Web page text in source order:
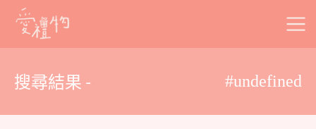
Skip
搜尋結果 - #undefined